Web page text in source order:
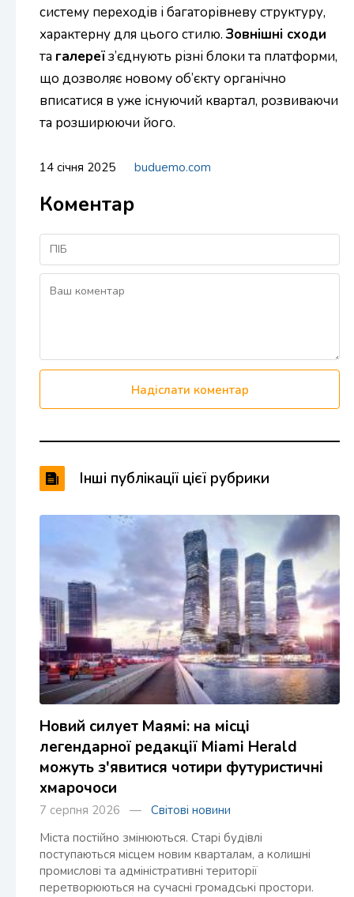
систему переходів і багаторівневу структуру,
характерну для цього стилю.Зовнішні сходи
та галереїз’єднують різні блоки та платформи,
що дозволяє новому об’єкту органічно
вписатися в уже існуючий квартал, розвиваючи
та розширюючи його.
14 січня 2025 buduemo.com
Коментар
Надіслати коментар
Інші публікації цієї рубрики
Новий силует Маямі: на місці
легендарної редакції Miami Herald
можуть з'явитися чотири футуристичні
хмарочоси
7 серпня 2026 — Світові новини
Міста постійно змінюються. Старі будівлі
поступаються місцем новим кварталам, а колишні
промислові та адміністративні території
перетворюються на сучасні громадські простори.